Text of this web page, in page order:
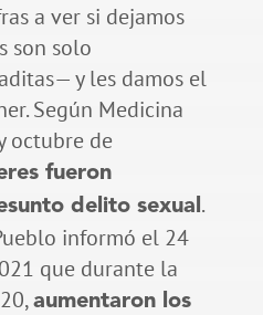
a ver si dejamos
son solo
y les damos el
Según Medicina
octubre de
fueron
delito sexual .
informó el 24
que durante la
aumentaron los